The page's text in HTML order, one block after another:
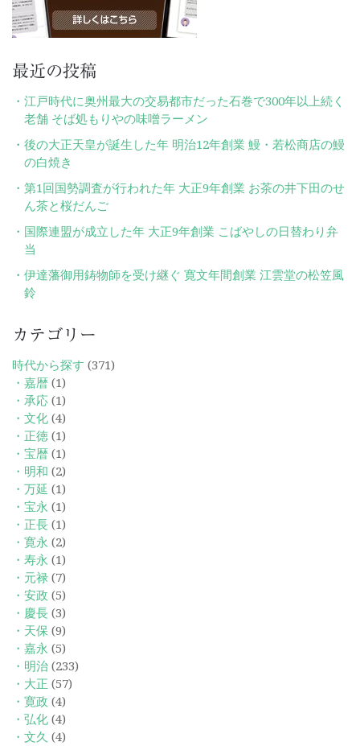
最近の投稿
江戸時代に奥州最大の交易都市だった石巻で300年以上続く
老舗 そば処もりやの味噌ラーメン
後の大正天皇が誕生した年 明治12年創業 鰻・若松商店の鰻
の白焼き
第1回国勢調査が行われた年 大正9年創業 お茶の井下田のせ
ん茶と桜だんご
国際連盟が成立した年 大正9年創業 こばやしの日替わり弁
当
伊達藩御用鋳物師を受け継ぐ 寛文年間創業 江雲堂の松笠風
鈴
カテゴリー
時代から探す (371)
・嘉暦 (1)
・承応 (1)
・文化 (4)
・正徳 (1)
・宝暦 (1)
・明和 (2)
・万延 (1)
・宝永 (1)
・正長 (1)
・寛永 (2)
・寿永 (1)
・元禄 (7)
・安政 (5)
・慶長 (3)
・天保 (9)
・嘉永 (5)
・明治 (233)
・大正 (57)
・寛政 (4)
・弘化 (4)
・文久 (4)